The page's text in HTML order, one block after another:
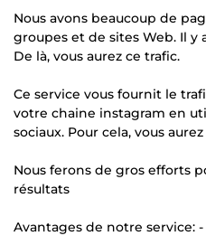
Nous avons beaucoup de
groupes et de sites Web. Il y
De là, vous aurez ce trafic.
Ce service vous fournit le
votre chaine instagram en
sociaux. Pour cela, vous
Nous ferons de gros efforts
résultats
Avantages de notre service: -